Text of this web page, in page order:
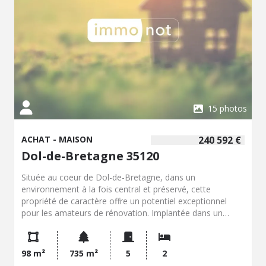
15 photos
240 592 €
ACHAT - MAISON
Dol-de-Bretagne 35120
Située au coeur de Dol-de-Bretagne, dans un
environnement à la fois central et préservé, cette
propriété de caractère offre un potentiel exceptionnel
pour les amateurs de rénovation. Implantée dans un
immédiatement par son authenticité et son cachet
d'époque. Elle se compose de la partie Nord-Ouest d'une
propriété à rénover intégralement, laissant libre cours à
98 m² 735 m² 5 2